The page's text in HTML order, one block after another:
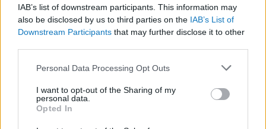
IAB’s list of downstream participants. This information may
also be disclosed by us to third parties on the IAB’s List of
Downstream Participants that may further disclose it to other
Please note that this website/app uses one or more Google
not limited to your visit or usage behaviour. You may click to
grant or deny consent to Google and its third-party tags to
use your data for below specified purposes in below Google
Personal Data Processing Opt Outs
I want to opt-out of the Sharing of my
personal data.
Opted In
Izrael június 13-án megtámadta Iránt. A támadás
várható volt, miután az Egyesült Államok és Irán
közötti tárgyalás a nukleáris leszerelésekről
összeomlott. Az Egyesült Államok pár nappal a
támadás előtt elkezdte kivonni a civil személyzetet